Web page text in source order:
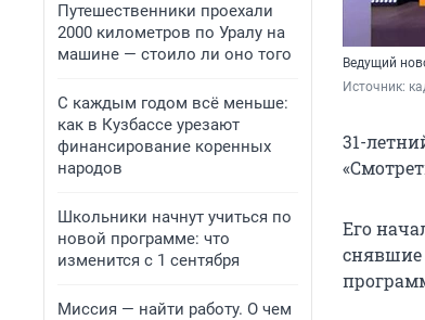
Путешественники проехали
2000 километров по Уралу на
машине — стоило ли оно того
С каждым годом всё меньше:
как в Кузбассе урезают
финансирование коренных
народов
Школьники начнут учиться по
новой программе: что
изменится с 1 сентября
Миссия — найти работу. О чем
Ведущий
Источник:
31-
Его
снявшие